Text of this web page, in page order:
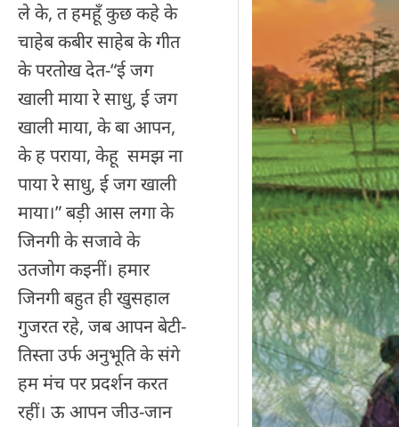
ले के, त हमहूँ कुछ कहे के
चाहेब कबीर साहेब के गीत
के परतोख देत-“ई जग
खाली माया रे साधु, ई जग
खाली माया, के बा आपन,
के ह पराया, केहू समझ ना
पाया रे साधु, ई जग खाली
माया।” बड़ी आस लगा के
जिनगी के सजावे के
उतजोग कइनीं। हमार
जिनगी बहुत ही खुसहाल
गुजरत रहे, जब आपन बेटी-
तिस्ता उर्फ अनुभूति के संगे
हम मंच पर प्रदर्शन करत
रहीं। ऊ आपन जीउ-जान